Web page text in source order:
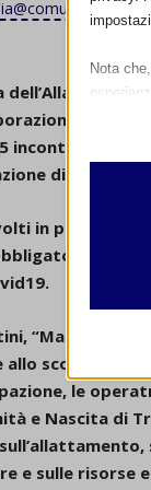
con
5 incontri gratuiti
di 34 donne
in presenza,
“Mamma, che
scopo di
le
e Nascita di
e sulle risorse
Nota
wp-
wp-
I
_ga
Altri